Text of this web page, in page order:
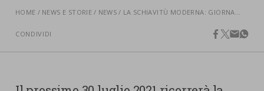
PARTECIPA
HOME NEWS E STORIE NEWS LA SCHIAVITÙ MODERNA: GIORNATA MONDIALE CONTRO LA TRATTA DEGLI ESSERI UMANI
CONDIVIDI facebook
twitter
email